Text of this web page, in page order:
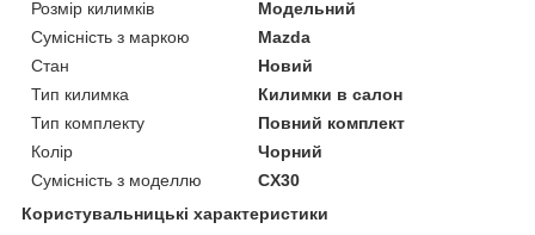
Розмір килимків
Модельний
Сумісність з маркою
Mazda
Стан
Новий
Тип килимка
Килимки в салон
Тип комплекту
Повний комплект
Колір
Чорний
Сумісність з моделлю
CX30
Користувальницькі характеристики